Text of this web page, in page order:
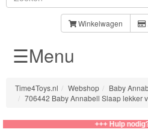
Winkelwagen
Sylvanian
Families
Aquabeads
Baby
Born
Baby
☰Menu
Time4Toys.nl Webshop
Baby
706442 Baby Annabell Slaap lekker
+++ Hulp nodig?